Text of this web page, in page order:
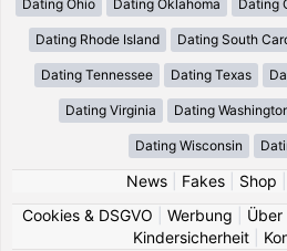
Dating Ohio Dating Oklahoma Dating
Dating Rhode Island Dating South
Dating Tennessee Dating Texas
Dating Virginia Dating
Dating Wisconsin
News| Fakes| Shop
Cookies & DSGVO
Werbung Über
Kindersicherheit